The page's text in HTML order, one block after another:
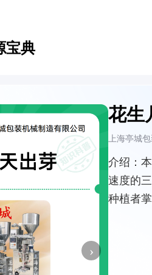
宝典
›
花生
上海亭城包
介绍：
速度的
种植者